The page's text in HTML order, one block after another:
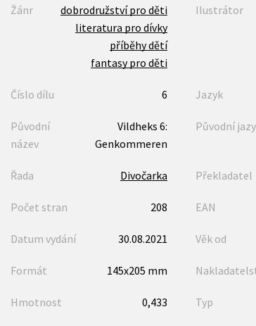
Žánr
dobrodružství pro děti
literatura pro dívky
příběhy dětí
fantasy pro děti
Ilustrátor
Číslo dílu 6 Jazyk
Původní
název
Vildheks 6:
Genkommeren
Původní
Řada Divočarka Překladatel
Počet stran 208 EAN
Datum vydání 30.08.2021 Věk od
Formát 145x205 mm
Hmotnost 0,433 Typ